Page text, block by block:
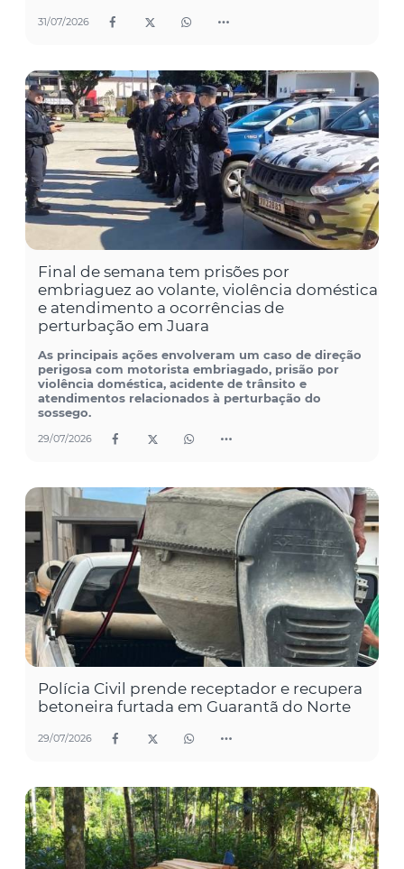
31/07/2026
Final de semana tem prisões por
embriaguez ao volante, violência doméstica
e atendimento a ocorrências de
perturbação em Juara
As principais ações envolveram um caso de direção
perigosa com motorista embriagado, prisão por
violência doméstica, acidente de trânsito e
atendimentos relacionados à perturbação do
sossego.
29/07/2026
Polícia Civil prende receptador e recupera
betoneira furtada em Guarantã do Norte
29/07/2026